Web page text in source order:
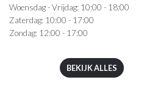
Woensdag - Vrijdag: 10:00 - 18:00
Zaterdag: 10:00 - 17:00
Zondag: 12:00 - 17:00
BEKIJK ALLES